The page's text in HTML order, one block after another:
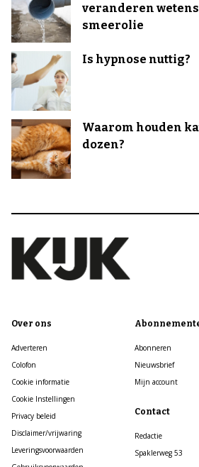
veranderen
smeerolie
Is hypnose nuttig?
Waarom houden
dozen?
Over ons
Adverteren
Colofon
Cookie informatie
Cookie Instellingen
Privacy beleid
Disclaimer/vrijwaring
Leveringsvoorwaarden
Abonneren
Nieuwsbrief
Mijn account
Contact
Redactie
Spaklerweg 53